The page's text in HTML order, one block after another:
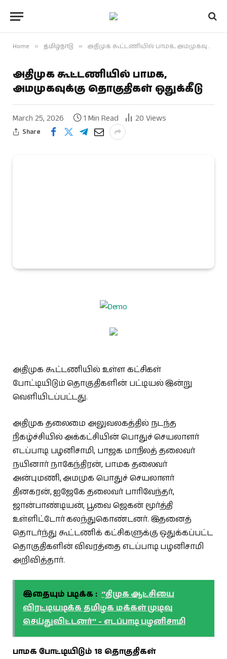
Home » தமிழ்நாடு » அதிமுக கூட்டணியில் பாமக, அமமுகவுக்கு தொகுதிகள் ஒதுக்கீடு
அதிமுக கூட்டணியில் பாமக,
அமமுகவுக்கு தொகுதிகள் ஒதுக்கீடு
March 25, 2026 1 Min Read 20 Views
Share
அதிமுக கூட்டணியில் உள்ள கட்சிகள்
போட்டியிடும் தொகுதிகளின் பட்டியல் இன்று
வெளியிடப்பட்டது.
அதிமுக தலைமை அலுவலகத்தில் நடந்த
நிகழ்ச்சியில் அக்கட்சியின் பொதுச் செயலாளர்
எடப்பாடி பழனிசாமி, பாஜக மாநிலத் தலைவர்
நயினார் நாகேந்திரன், பாமக தலைவர்
அன்புமணி, அமமுக பொதுச் செயலாளர்
தினகரன், ஐஜேகே தலைவர் பாரிவேந்தர்,
ஜான்பாண்டியன், பூவை ஜெகன் மூர்த்தி
உள்ளிட்டோர் கலந்துகொண்டனர். இதனைத்
தொடர்ந்து கூட்டணிக் கட்சிகளுக்கு ஒதுக்கப்பட்ட
தொகுதிகளின் விவரத்தை எடப்பாடி பழனிசாமி
அறிவித்தார்.
இதையும் படிக்க : ‘‘திமுக ஆட்சியை
விரட்டியடிக்க தமிழக மக்கள் முடிவு
செய்துவிட்டனர்’’ - எடப்பாடி பழனிசாமி
பாமக போட்டியிடும் 18 தொகுதிகள்